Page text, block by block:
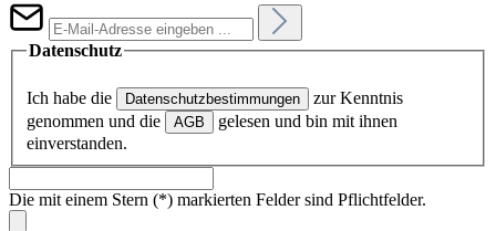
Datenschutz
Ich habe die Datenschutzbestimmungen
zur Kenntnis
genommen und die
AGB
gelesen und bin mit ihnen
einverstanden.
Die mit einem Stern (*) markierten Felder sind Pflichtfelder.